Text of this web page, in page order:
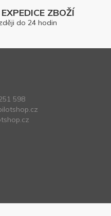
ZBOŽÍ
do 24 hodin
598